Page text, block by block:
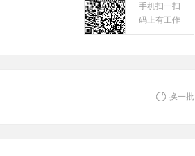
手机扫一扫
码上有工作
换一批